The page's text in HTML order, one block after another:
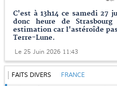
C'est à 13h14 ce samedi 27
donc heure de
estimation car l'astéroîde
Terre-Lune.
Le 25 Juin 2026 11:43
FAITS DIVERS FRANCE